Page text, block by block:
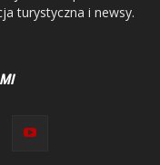
turystyczna i newsy.